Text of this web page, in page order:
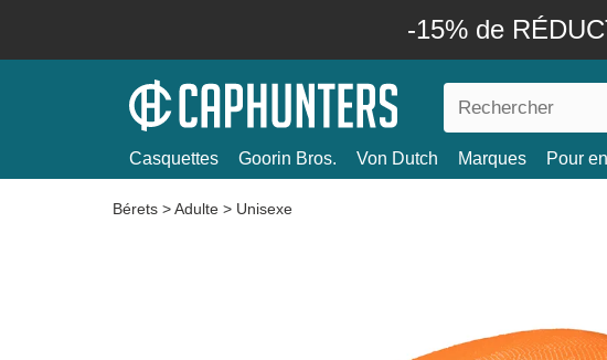
-15% de
Casquettes Goorin Bros. Von Dutch Marques Pour
Bérets >Adulte > Unisexe